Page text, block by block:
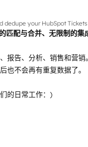
dedupe your HubSpot Tickets
配与合并、无限制的集
报告、分析、销售和营
也不会再有重复数据了。
的日常工作：)